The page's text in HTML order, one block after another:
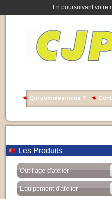
En poursuivant votre
Qui sommes-nous ?
Les Produits
Outillage d'atelier
Equipement d'atelier